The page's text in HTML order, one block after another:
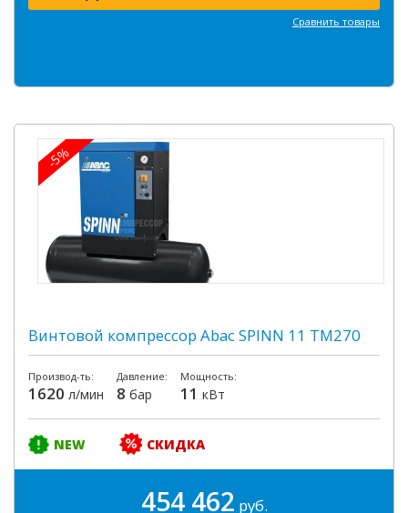
Сравнить товары
-5%
Винтовой компрессор Abac SPINN 11 TM270
Производ-ть:
1620 л/мин
Давление:
8 бар
Мощность:
11 кВт
NEW СКИДКА
454 462 руб.